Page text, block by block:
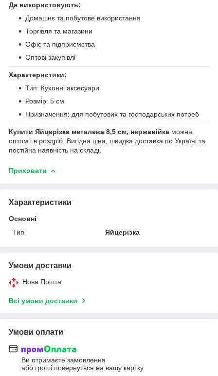
Де використовують:
Домашнє та побутове використання
Торгівля та магазини
Офіс та підприємства
Оптові закупівлі
Характеристики:
Тип: Кухонні аксесуари
Розмір: 5 см
Призначення: для побутових та господарських потреб
Купити Яйцерізка металева 8,5 см, нержавійка можна
оптом і в роздріб. Вигідна ціна, швидка доставка по Україні та
постійна наявність на складі.
Приховати
Характеристики
Основні
Тип
Яйцерізка
Умови доставки
Нова Пошта
Всі умови доставки
Умови оплати
Ви отримаєте замовлення
або гроші повернуться на вашу картку